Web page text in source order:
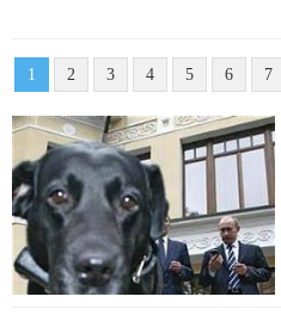
1 2 3 4 5 6 7